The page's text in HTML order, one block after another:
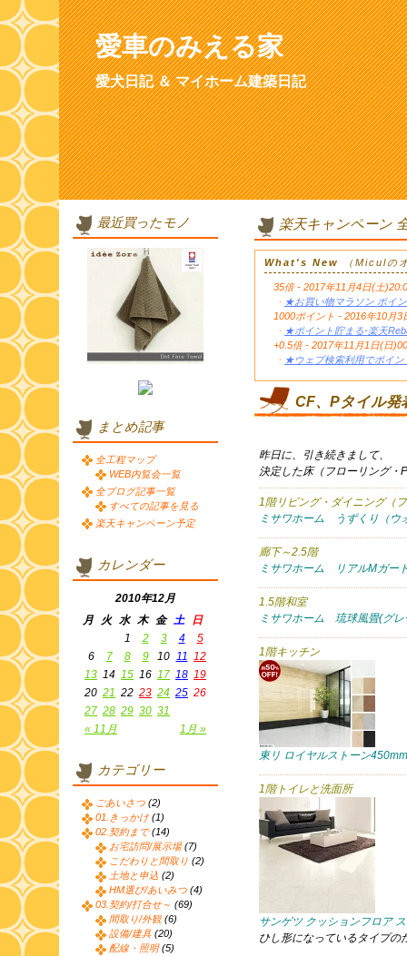
愛車のみえる家
愛犬日記 ＆ マイホーム建築日記
楽天キャンペーン
What's New （Miculの
35倍 - 2017年11月4日(土
・ ★お買い物マラソン ポイ
1000ポイント - 2016年10月
・ ★ポイント貯まる-楽天
+0.5倍 - 2017年11月1日(日
・ ★ウェブ検索利用でポイン
CF、Pタイル発
昨日に、引き続きまして、
決定した床（フローリング・
1階リビング・ダイニング（
ミサワホーム うずくり（ウ
廊下～2.5階
ミサワホーム リアルMガー
1.5階和室
ミサワホーム 琉球風畳(グレ
1階キッチン
東リ ロイヤルストーン
1階トイレと洗面所
サンゲツ クッションフロア
ひし形になっているタイプの
最近買ったモノ
まとめ記事
全工程マップ
WEB内覧会一覧
全ブログ記事一覧
すべての記事を見る
楽天キャンペーン予定
カレンダー
2010年12月
月
火 水 木 金 土 日
« 11月 1月 »
1 2 3 4
5
6
7 8 9 10 11 12
13 14 15 16 17 18 19
20 21 22 23 24 25 26
27 28 29 30 31
カテゴリー
ごあいさつ (2)
01.きっかけ (1)
02.契約まで(14)
お宅訪問/展示場(7)
こだわりと間取り (2)
土地と申込 (2)
HM選び/あいみつ (4)
03.契約/打合せ～ (69)
間取り/外観 (6)
設備/建具 (20)
配線・照明(5)